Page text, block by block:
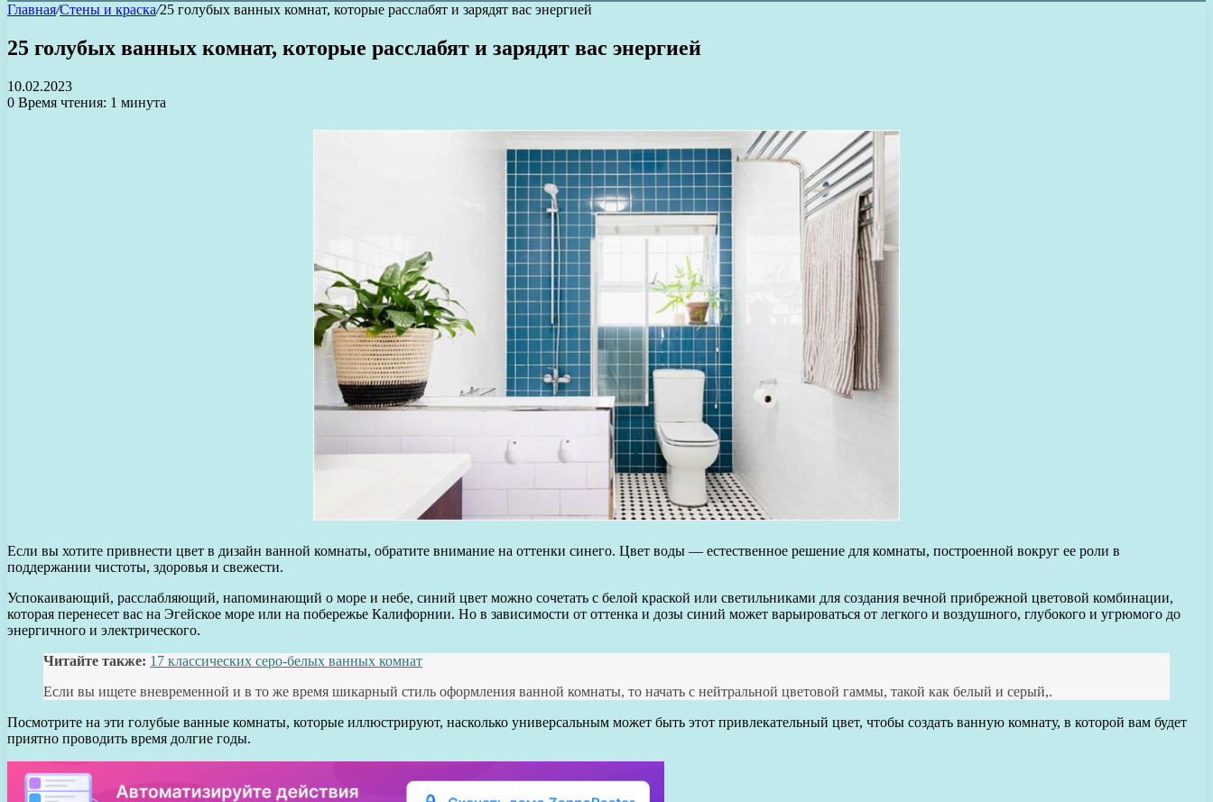
Главная/Стены и краска/25 голубых ванных комнат, которые расслабят и зарядят вас энергией
25 голубых ванных комнат, которые расслабят и зарядят вас энергией
10.02.2023
0 Время чтения: 1 минута
Если вы хотите привнести цвет в дизайн ванной комнаты, обратите внимание на оттенки синего. Цвет воды — естественное решение для комнаты, построенной вокруг ее роли в
поддержании чистоты, здоровья и свежести.
Успокаивающий, расслабляющий, напоминающий о море и небе, синий цвет можно сочетать с белой краской или светильниками для создания вечной прибрежной цветовой комбинации,
которая перенесет вас на Эгейское море или на побережье Калифорнии. Но в зависимости от оттенка и дозы синий может варьироваться от легкого и воздушного, глубокого и угрюмого до
энергичного и электрического.
Читайте также: 17 классических серо-белых ванных комнат
Если вы ищете вневременной и в то же время шикарный стиль оформления ванной комнаты, то начать с нейтральной цветовой гаммы, такой как белый и серый,.
Посмотрите на эти голубые ванные комнаты, которые иллюстрируют, насколько универсальным может быть этот привлекательный цвет, чтобы создать ванную комнату, в которой вам будет
приятно проводить время долгие годы.